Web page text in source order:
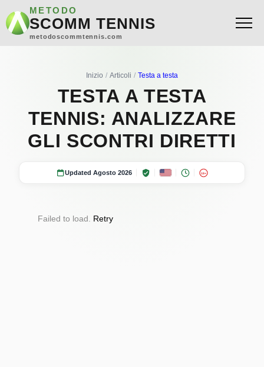
METODO
SCOMM TENNIS
metodoscommtennis.com
Inizio Articoli Testa a testa
TESTA A TESTA
TENNIS: ANALIZZARE
GLI SCONTRI DIRETTI
Updated Agosto 2026 18+
Failed to load. Retry